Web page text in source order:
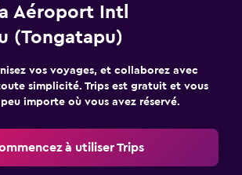
Aéroport Intl
(Tongatapu)
vos voyages, et collaborez avec
simplicité. Trips est gratuit et vous
importe où vous avez réservé.
à utiliser Trips